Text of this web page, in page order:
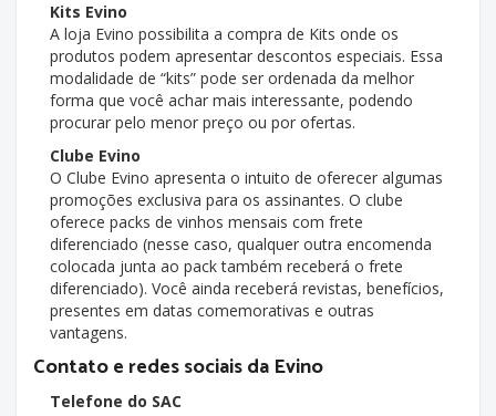
Kits Evino
A loja Evino possibilita a compra de Kits onde os
produtos podem apresentar descontos especiais. Essa
modalidade de “kits” pode ser ordenada da melhor
forma que você achar mais interessante, podendo
procurar pelo menor preço ou por ofertas.
Clube Evino
O Clube Evino apresenta o intuito de oferecer algumas
promoções exclusiva para os assinantes. O clube
oferece packs de vinhos mensais com frete
diferenciado (nesse caso, qualquer outra encomenda
colocada junta ao pack também receberá o frete
diferenciado). Você ainda receberá revistas, benefícios,
presentes em datas comemorativas e outras
vantagens.
Contato e redes sociais da Evino
Telefone do SAC